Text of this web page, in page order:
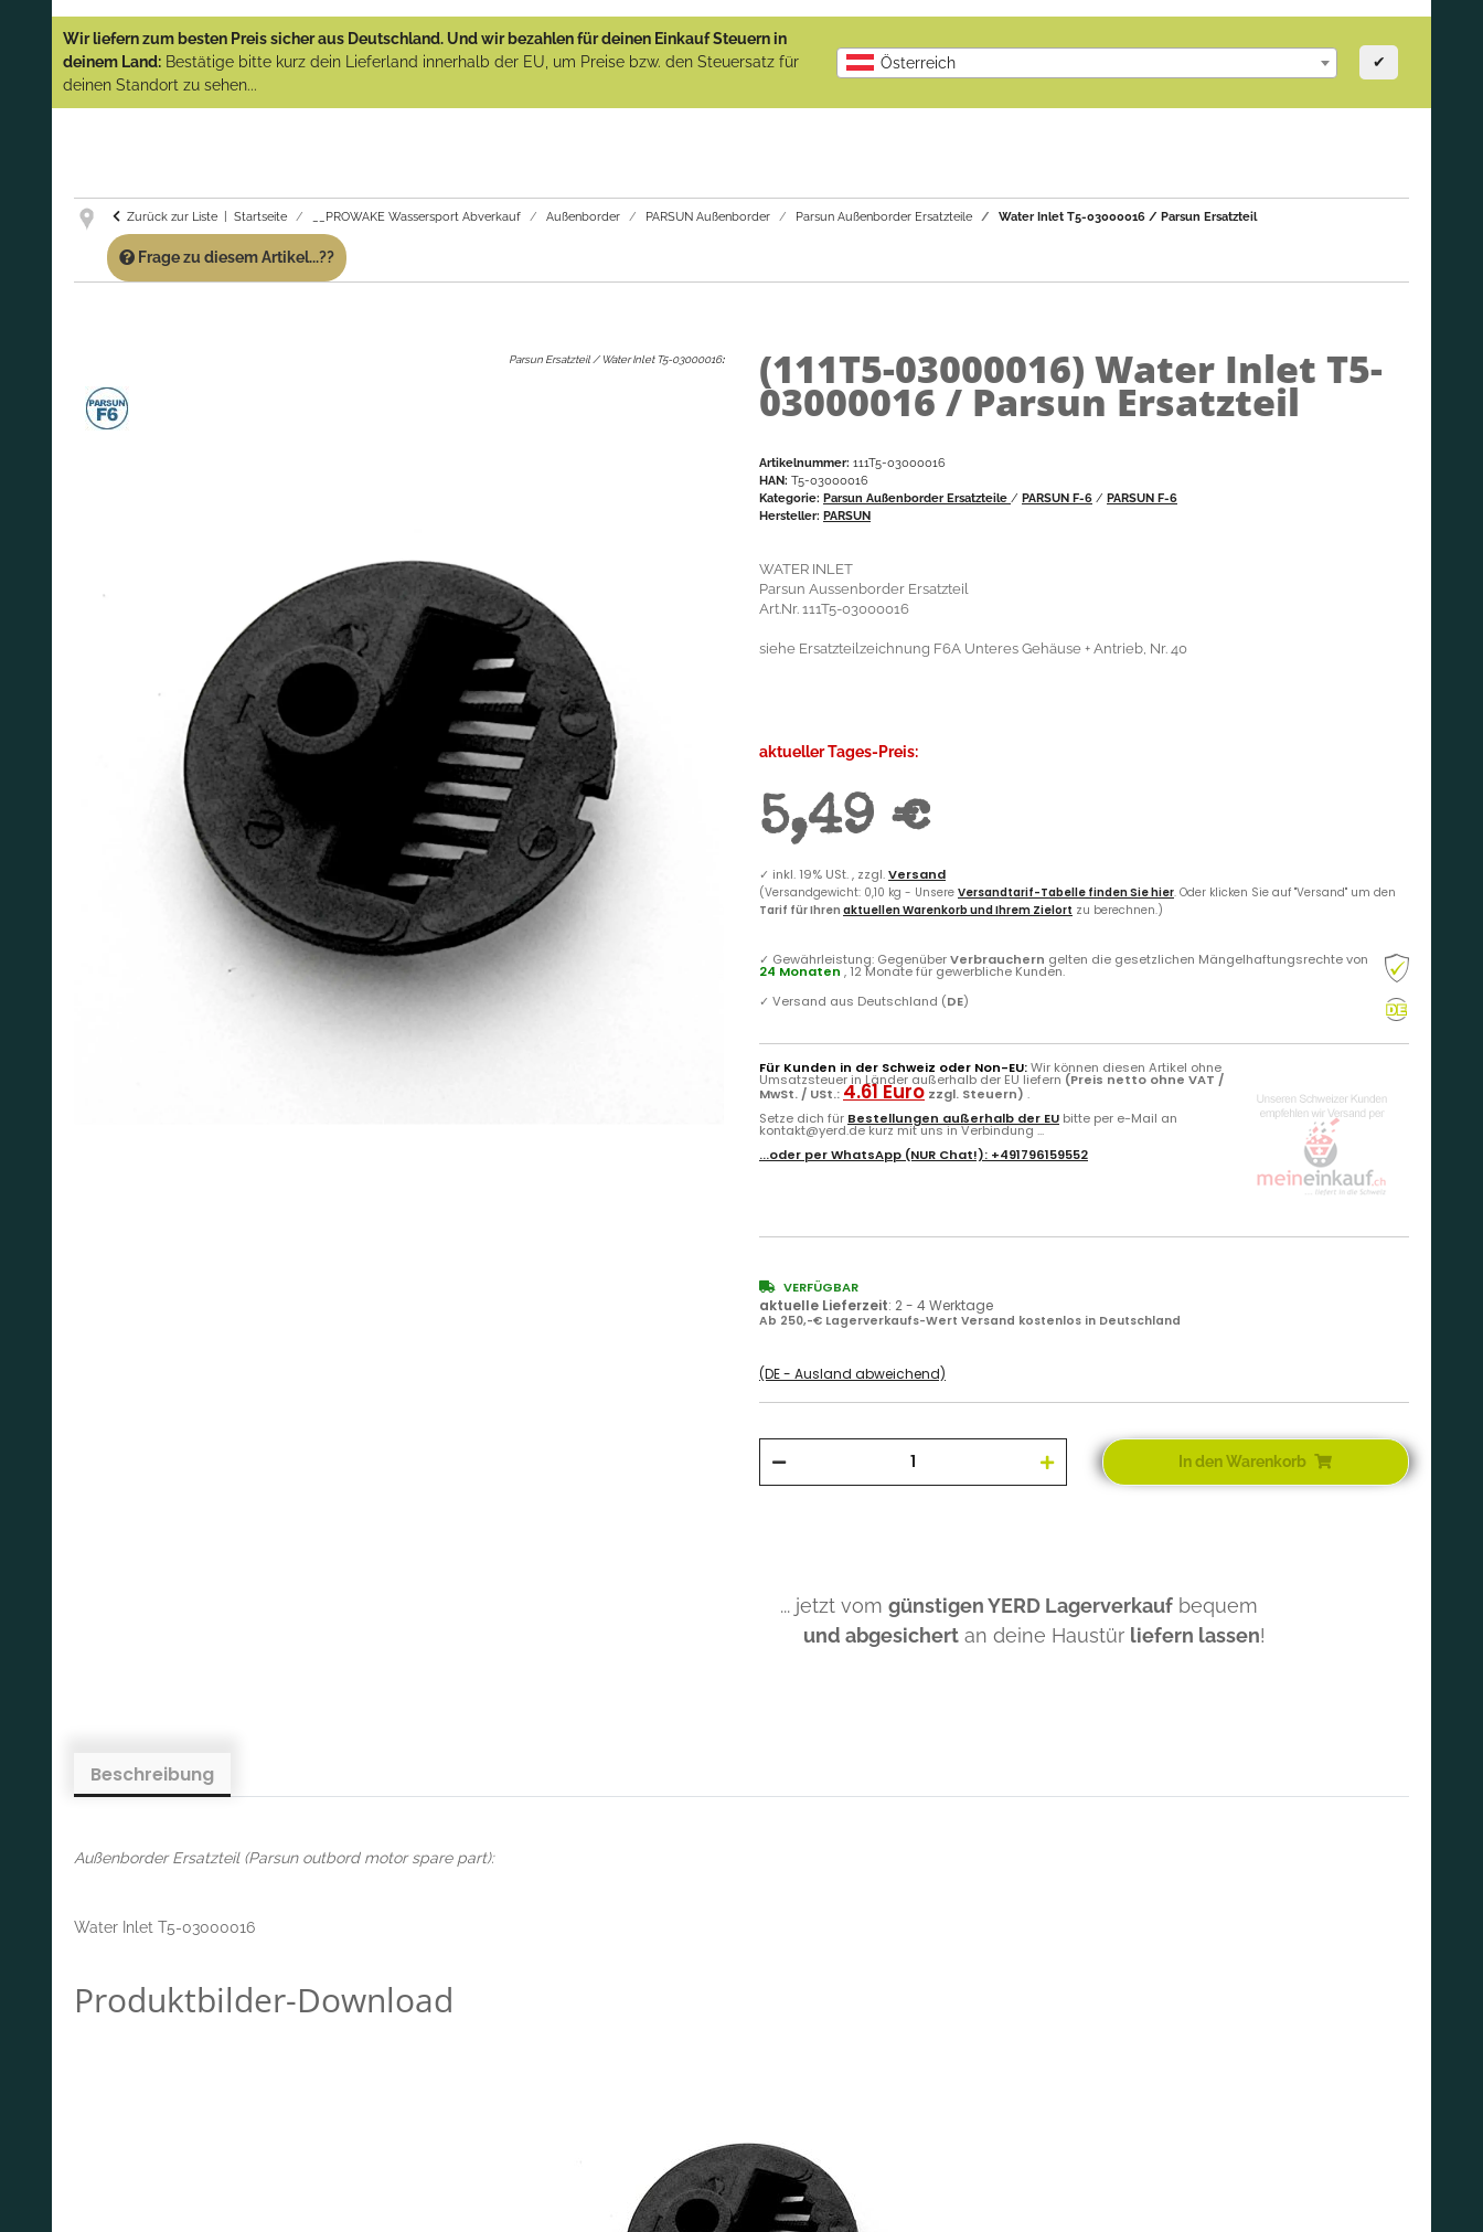
(Abverkauf)!
GARANTIE UND SERVICE:
Artikeln einfach an!
Wir liefern zum besten Preis sicher aus Deutschland. Und wir bezahlen für deinen Einkauf Steuern in
deinem Land: Bestätige bitte kurz dein Lieferland innerhalb der EU, um Preise bzw. den Steuersatz für
deinen Standort zu sehen...
Österreich ✔
Zurück zur Liste Startseite __PROWAKE Wassersport Abverkauf Außenborder PARSUN Außenborder Parsun Außenborder Ersatzteile Water Inlet T5-03000016 / Parsun Ersatzteil
Frage zu diesem Artikel...??
Parsun Ersatzteil / Water Inlet T5-03000016: (111T5-03000016) Water Inlet T5-
03000016 / Parsun Ersatzteil
Artikelnummer: 111T5-03000016
HAN: T5-03000016
Kategorie: Parsun Außenborder Ersatzteile / PARSUN F-6 / PARSUN F-6
Hersteller: PARSUN
WATER INLET
Parsun Aussenborder Ersatzteil
Art.Nr. 111T5-03000016
siehe Ersatzteilzeichnung F6A Unteres Gehäuse + Antrieb, Nr. 40
aktueller Tages-Preis:
5,49 €
✓ inkl. 19% USt. , zzgl.Versand
(Versandgewicht: 0,10 kg - Unsere Versandtarif-Tabelle finden Sie hier. Oder klicken Sie auf "Versand" um den
Tarif für Ihren aktuellen Warenkorb und Ihrem Zielort zu berechnen.)
✓ Gewährleistung: GegenüberVerbrauchern gelten die gesetzlichen Mängelhaftungsrechte von
24 Monaten , 12 Monate für gewerbliche Kunden.
✓ Versand aus Deutschland (DE)
Für Kunden in der Schweiz oder Non-EU:Wir können diesen Artikel ohne
Umsatzsteuer in Länder außerhalb der EU liefern (Preis netto ohne VAT /
MwSt. / USt.: 4.61 Euro zzgl. Steuern) .
Setze dich für Bestellungen außerhalb der EU bitte per e-Mail an
kontakt@yerd.de kurz mit uns in Verbindung ...
...oder perWhatsApp (NUR Chat!): +491796159552
VERFÜGBAR
aktuelle Lieferzeit: 2 - 4 Werktage
Ab 250,-€ Lagerverkaufs-Wert Versand kostenlos in Deutschland
(DE - Ausland abweichend)
In den Warenkorb
... jetzt vom günstigen YERD Lagerverkauf bequem
und abgesichert an deine Haustür liefern lassen!
Beschreibung
Außenborder Ersatzteil (Parsun outbord motor spare part):
Water Inlet T5-03000016
Produktbilder-Download